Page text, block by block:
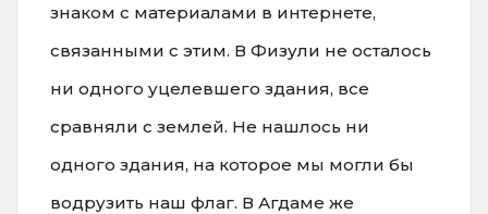
знаком с материалами в интернете,
связанными с этим. В Физули не осталось
ни одного уцелевшего здания, все
сравняли с землей. Не нашлось ни
одного здания, на которое мы могли бы
водрузить наш флаг. В Агдаме же